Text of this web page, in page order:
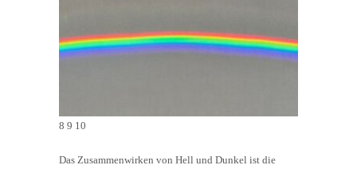
8 9 10
Das Zusammenwirken von Hell und Dunkel ist die